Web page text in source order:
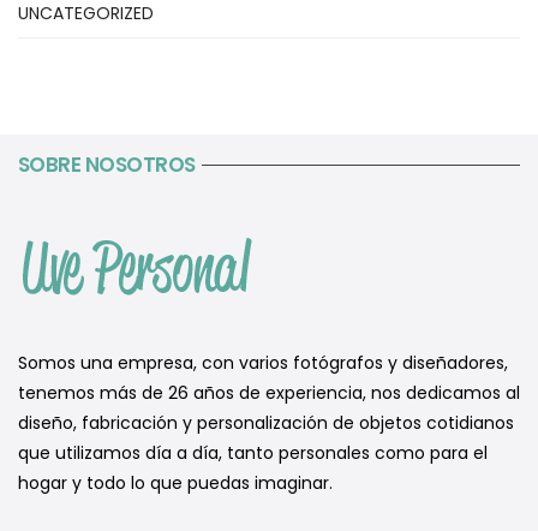
UNCATEGORIZED
SOBRE NOSOTROS
Somos una empresa, con varios fotógrafos y diseñadores,
tenemos más de 26 años de experiencia, nos dedicamos al
diseño, fabricación y personalización de objetos cotidianos
que utilizamos día a día, tanto personales como para el
hogar y todo lo que puedas imaginar.